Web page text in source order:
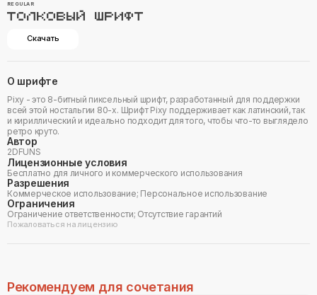
REGULAR
ТОЛКОВЫЙ ШРИФТ
Скачать
О шрифте
Pixy - это 8-битный пиксельный шрифт, разработанный для поддержки
всей этой ностальгии 80-х. Шрифт Pixy поддерживает как латинский, так
и кириллический и идеально подходит для того, чтобы что-то выглядело
ретро круто.
Автор
2DFUNS
Лицензионные условия
Бесплатно для личного и коммерческого использования
Разрешения
Коммерческое использование; Персональное использование
Ограничения
Ограничение ответственности; Отсутствие гарантий
Пожаловаться на лицензию
Рекомендуем для сочетания